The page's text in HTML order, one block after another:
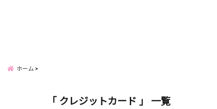
ホーム
「 クレジットカード 」 一覧